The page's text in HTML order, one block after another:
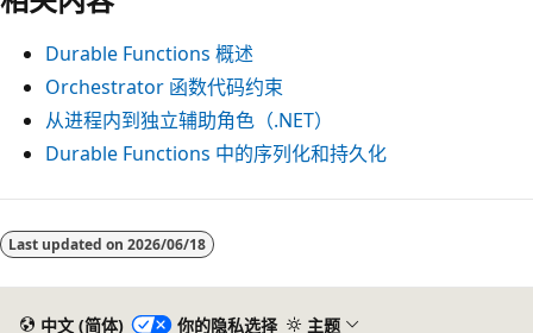
Durable Functions 概述
Orchestrator 函数代码约束
从进程内到独立辅助角色（.NET）
Durable Functions 中的序列化和持久化
Last updated on 2026/06/18
中文 (简体) 你的隐私选择 主题